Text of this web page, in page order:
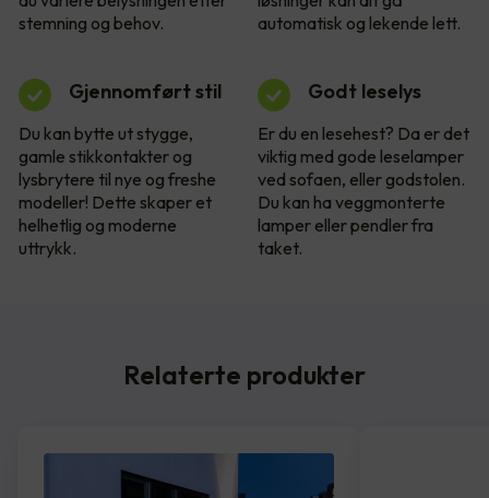
stemning og behov.
automatisk og lekende lett.
Gjennomført stil
Du kan bytte ut stygge,
gamle stikkontakter og
lysbrytere til nye og freshe
modeller! Dette skaper et
helhetlig og moderne
uttrykk.
Godt leselys
Er du en lesehest? Da er det
viktig med gode leselamper
ved sofaen, eller godstolen.
Du kan ha veggmonterte
lamper eller pendler fra
taket.
Relaterte produkter